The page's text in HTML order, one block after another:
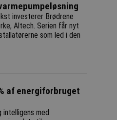
investerer Brødrene
Altech. Serien får nyt
som led i den
af energiforbruget
med